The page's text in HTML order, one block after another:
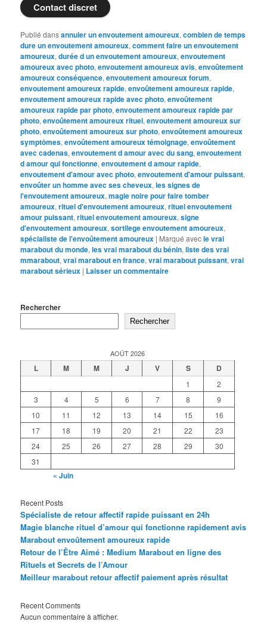
Contact discret
Publié dansannuler un envoutement amoureux,combien de temps
dure un envoutement amoureux,comment faire un envoutement
amoureux,durée d un envoutement amoureux,envoutement
amoureux avec photo,envoutement amoureux avis,envoûtement
amoureux conséquence,envoutement amoureux forum,
envoutement amoureux rapide,envoûtement amoureux rapide,
envoutement amoureux rapide avec photo,envoûtement
amoureux rapide par photo,envoutement amoureux rapide par
photo,envoûtement amoureux rituel,envoutement amoureux sur
photo,envoûtement amoureux sur photo,envoûtement amoureux
symptômes,envoûtement amoureux témoignage,envoûtement
avec cadenas,envoutement d amour avec du sang,envoutement
d amour qui fonctionne,envoutement d amour rapide,
envoutement d'amour avec photo,envoutement d'amour puissant,
envoûter un homme avec ses cheveux,les signes de
l'envoutement amoureux,magie noire pour faire tomber
amoureux,rituel d'envoutement amoureux,rituel envoutement
amour puissant,rituel envoutement amoureux,signe
d'envoutement amoureux,sortilege envoutement amoureux,
spécialiste de l'envoûtement amoureux | Marqué avecle vrai
marabout du monde,les vrai marabout du bénin,liste des vrai
mmarabout,vrai marabout en france,vrai marabout puissant,vrai
marabout sérieux | Laisser un commentaire
Rechercher
Rechercher
AOÛT 2026
L M M J V S D
1
2
3
4 5 6 7 8
9
10
11 12 13 14 15
16
17
18 19 20 21 22
23
24
25 26 27 28 29
30
31
« Juin
Recent Posts
Spécialiste de retour affectif rapide puissant en 24h
Magie blanche rituel d’amour qui fonctionne rapidement avis
Marabout envoûtement amoureux rapide
Retour de l’Être Aimé : Medium Marabout en ligne des
Rituels et Secrets de l’Amour
Meilleur marabout retour affectif paiement après résultat
Recent Comments
Aucun commentaire à afficher.